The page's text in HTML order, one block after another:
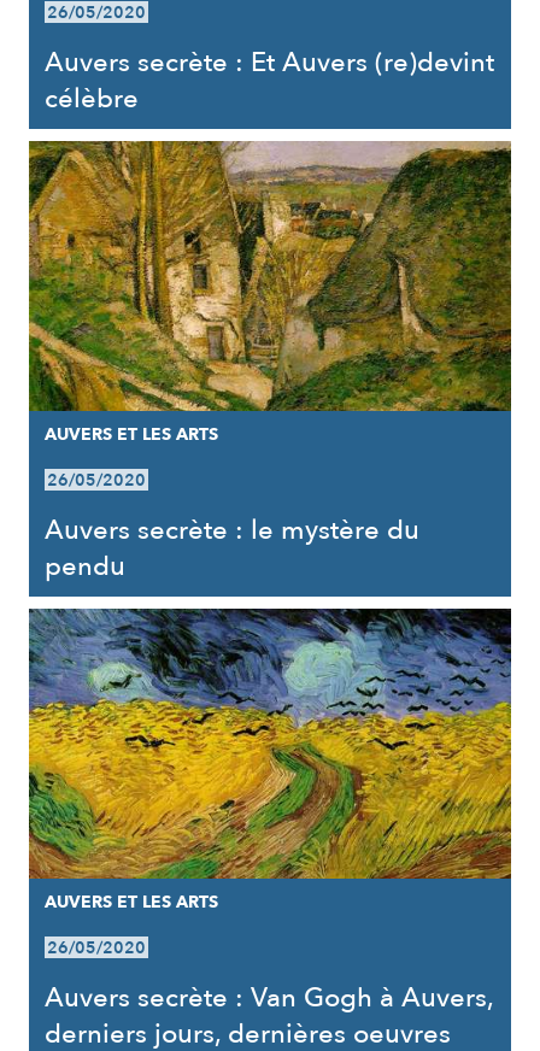
26/05/2020
Auvers secrète : Et Auvers (re)devint
célèbre
AUVERS ET LES ARTS
26/05/2020
Auvers secrète : le mystère du
pendu
AUVERS ET LES ARTS
26/05/2020
Auvers secrète : Van Gogh à Auvers,
derniers jours, dernières oeuvres